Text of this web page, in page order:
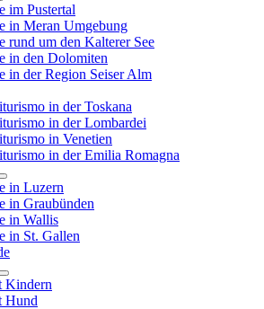
im Pustertal
in Meran Umgebung
rund um den Kalterer See
in den Dolomiten
in der Region Seiser Alm
in der Toskana
in der Lombardei
in Venetien
in der Emilia Romagna
in Luzern
in Graubünden
in Wallis
in St. Gallen
Kindern
Hund